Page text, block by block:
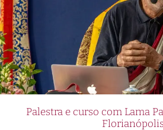
Palestra e curso com Lama
Florianópolis